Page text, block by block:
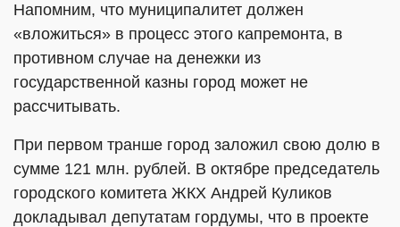
Напомним, что муниципалитет должен
«вложиться» в процесс этого капремонта, в
противном случае на денежки из
государственной казны город может не
рассчитывать.
При первом транше город заложил свою долю в
сумме 121 млн. рублей. В октябре председатель
городского комитета ЖКХ Андрей Куликов
докладывал депутатам гордумы, что в проекте